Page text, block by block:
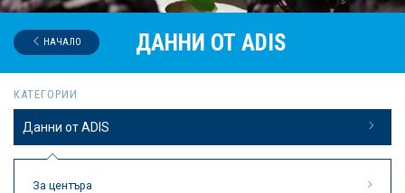
ДАННИ ОТ ADIS
НАЧАЛО
КАТЕГОРИИ
Данни от ADIS
За центъра